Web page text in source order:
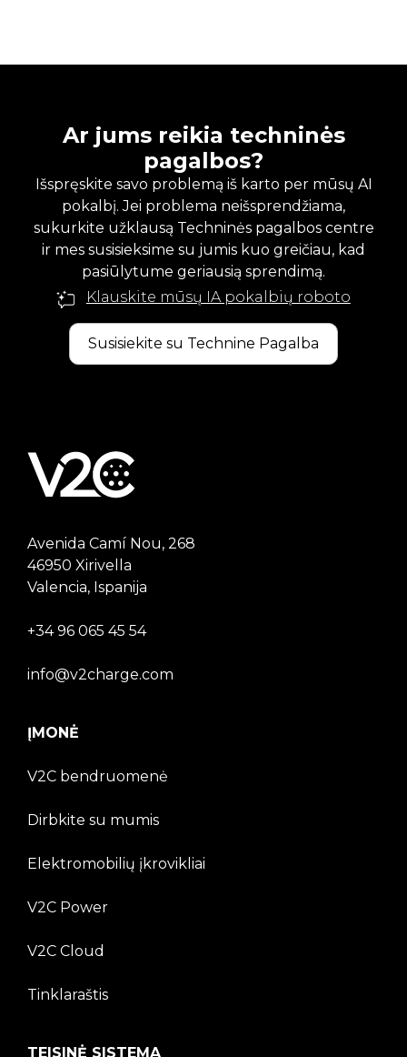
Ar jums reikia techninės
pagalbos?
Išspręskite savo problemą iš karto per mūsų AI
pokalbį. Jei problema neišsprendžiama,
sukurkite užklausą Techninės pagalbos centre
ir mes susisieksime su jumis kuo greičiau, kad
pasiūlytume geriausią sprendimą.
Klauskite mūsų IA pokalbių roboto
Susisiekite su Technine Pagalba
Avenida Camí Nou, 268
46950 Xirivella
Valencia, Ispanija
+34 96 065 45 54
info@v2charge.com
ĮMONĖ
V2C bendruomenė
Dirbkite su mumis
Elektromobilių įkrovikliai
V2C Power
V2C Cloud
Tinklaraštis
TEISINĖ SISTEMA